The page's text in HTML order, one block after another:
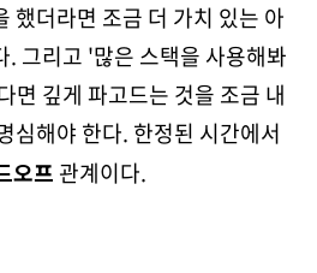
했더라면 조금 더 가치 있는 아
. 그리고 '많은 스택을 사용해봐
면 깊게 파고드는 것을 조금 내
심해야 한다. 한정된 시간에서
오프 관계이다.